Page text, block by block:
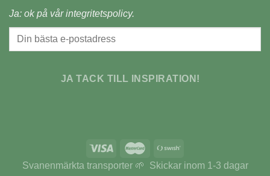
Ja: ok på vårintegritetspolicy.
JA TACK TILL INSPIRATION!
Svanenmärkta transporter 🌱 Skickar inom 1-3 dagar